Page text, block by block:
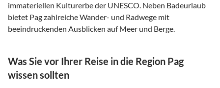
immateriellen Kulturerbe der UNESCO. Neben Badeurlaub
bietet Pag zahlreiche Wander- und Radwege mit
beeindruckenden Ausblicken auf Meer und Berge.
Was Sie vor Ihrer Reise in die Region Pag
wissen sollten